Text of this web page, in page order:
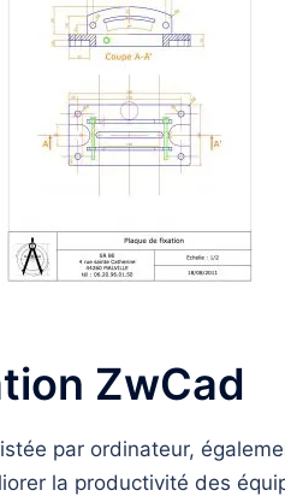
ZwCad
par ordinateur,
la productivité des